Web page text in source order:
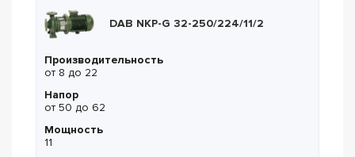
DAB NKP-G 32-250/224/11/2
Производительность
от 8 до 22
Напор
от 50 до 62
Мощность
11